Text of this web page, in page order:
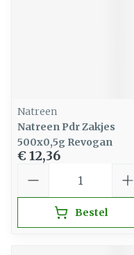
Natreen
Natreen Pdr Zakjes
500x0,5g Revogan
€ 12,36
Bestel